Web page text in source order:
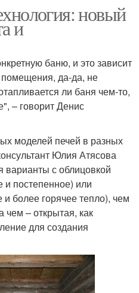
новый
и
баню, и это зависит
да-да, не
ли баня чем-то,
– говорит Денис
моделей печей в разных
Юлия Атясова
варианты с облицовкой
и постепенное) или
более горячее тепло), чем
чем – открытая, как
для создания